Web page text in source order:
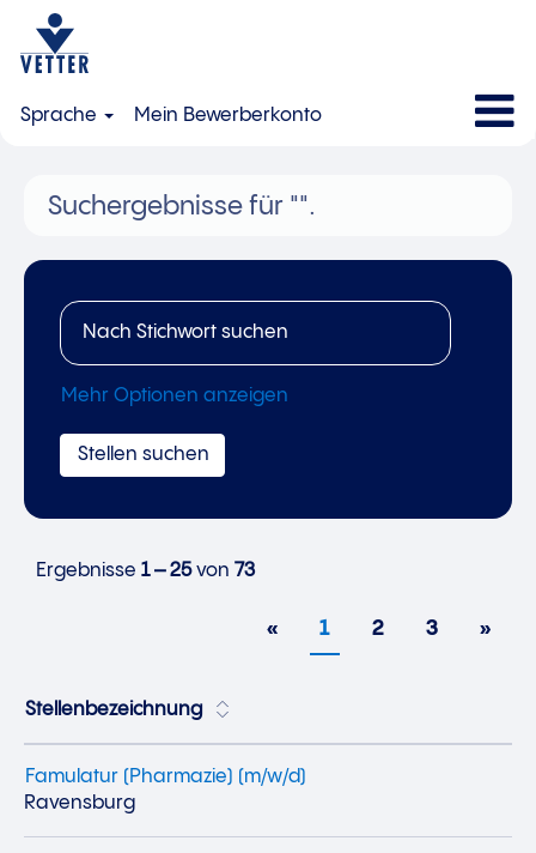
Sprache Mein Bewerberkonto
Suchergebnisse für "".
Mehr Optionen anzeigen
Ergebnisse 1 – 25von 73
« 1 2 3 »
Stellenbezeichnung
Famulatur (Pharmazie) (m/w/d)
Ravensburg